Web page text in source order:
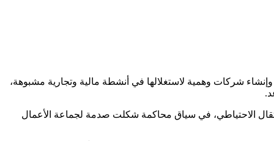
شركات وهمية لاستغلالها في أنشطة مالية وتجارية مشبوهة،
الاحتياطي، في سياق محاكمة شكلت صدمة لجماعة الأعمال